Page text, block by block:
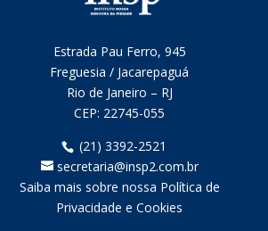
Estrada Pau Ferro, 945
Freguesia / Jacarepaguá
Rio de Janeiro – RJ
CEP: 22745-055
(21) 3392-2521
secretaria@insp2.com.br
Saiba mais sobre nossa Política de
Privacidade e Cookies